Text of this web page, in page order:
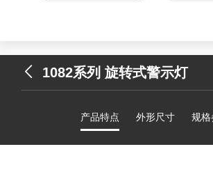
1082系列 旋转式警示灯
产品特点 外形尺寸 规格